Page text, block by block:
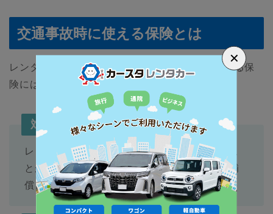
交通事故時に使える保険とは
レンタカーでの交通事故に備えるため、利用できる保
険には下記のような例があります。
対人補償/対物補償/車両補償
レンタカーの保険に、基本的に含まれているこ
とが多い最低限の保険です。プランによって補
償される金額が異なります。
✕